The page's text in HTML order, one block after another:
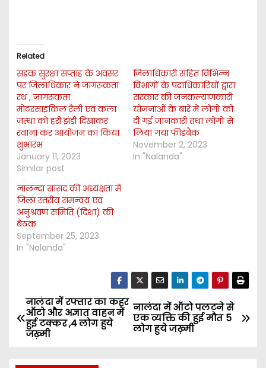
Related
सड़क सुरक्षा सप्ताह के अवसर
पर जिलाधिकार ने जागरूकता
रथ , जागरूकता
मोटरसाइकिल रैली एवं कला
जत्था को हरी झंडी दिखाकर
रवाना कर आयोजन का किया
शुभारंभ
January 11, 2023
Similar post
जिलाधिकारी सहित विभिन्न
विभागों के पदाधिकारियों द्वारा
सरकार की जनकल्याणकारी
योजनाओं के बारे में लोगों को
दी गई जानकारी तथा लोगों से
लिया गया फीडबैक
November 2, 2023
In "Nalanda"
नालन्दा सांसद की अध्यक्षता में
जिला स्तरीय समन्वय एवं
अनुश्रवण समिति (दिशा) की
बैठक
September 25, 2023
In "Nalanda"
P
o
नालंदा में ऑटो पलटने से
एक व्यक्ति की हुई मौत 5
लोग हुये जख़्मी
नालंदा में रफ्तार का कहर
ऑटो और अज्ञात वाहन में
हुई टक्कर ,4 लोग हुये
जख़्मी